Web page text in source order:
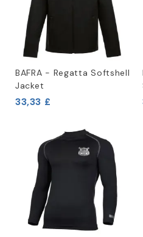
BAFRA - Regatta Softshell
Jacket
33,33 £